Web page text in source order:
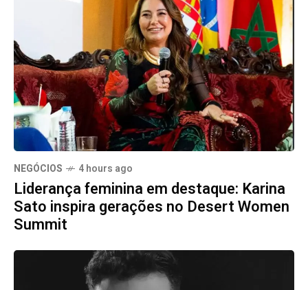
NEGÓCIOS 4 hours ago
Liderança feminina em destaque: Karina
Sato inspira gerações no Desert Women
Summit